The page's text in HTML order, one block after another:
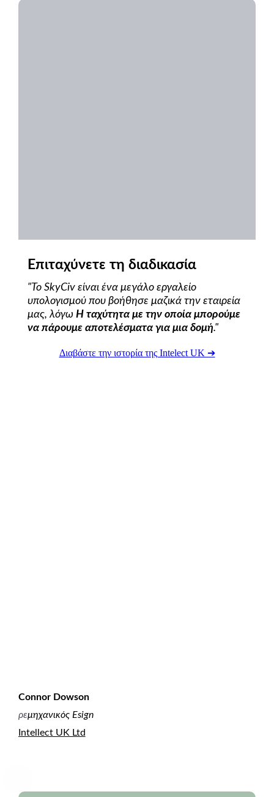
Επιταχύνετε τη διαδικασία
"Το SkyCiv είναι ένα μεγάλο εργαλείο
υπολογισμού που βοήθησε μαζικά την εταιρεία
μας, λόγω Η ταχύτητα με την οποία μπορούμε
να πάρουμε αποτελέσματα για μια δομή."
Διαβάστε την ιστορία της Intelect UK ➔
Connor Dowson
ρεμηχανικός Esign
Intellect UK Ltd